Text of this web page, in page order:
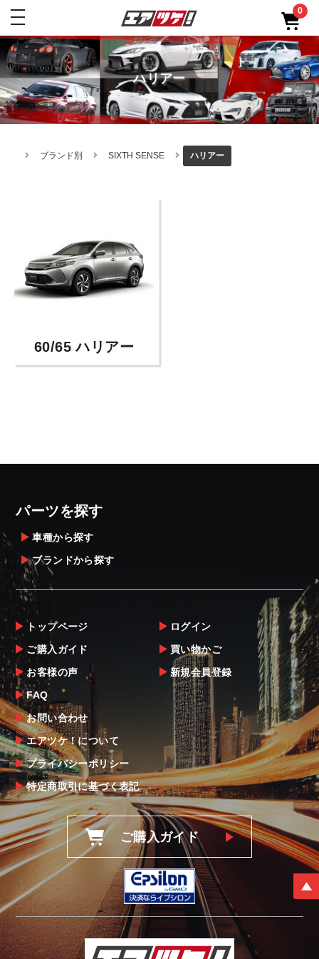
toggle
0
ハリアー
ブランド別 SIXTH SENSE ハリアー
60/65 ハリアー
パーツを探す
車種から探す
ブランドから探す
トップページ
ご購入ガイド
お客様の声
FAQ
お問い合わせ
エアツケ！について
プライバシーポリシー
特定商取引に基づく表記
ログイン
買い物かご
新規会員登録
ご購入ガイド